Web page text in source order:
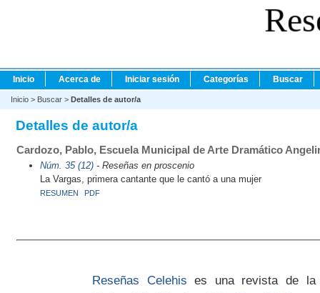
Inicio Acerca de Iniciar sesión Categorías Buscar
Inicio > Buscar > Detalles de autor/a
Detalles de autor/a
Cardozo, Pablo, Escuela Municipal de Arte Dramático
Núm. 35 (12)- Reseñas en proscenio
La Vargas, primera cantante que le cantó a una mujer
RESUMEN PDF
Reseñas Celehis es una revista de la